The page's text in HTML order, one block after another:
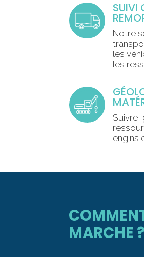
SUIVI
Notre
les
les
Suivre,
engins
MARCHE ?